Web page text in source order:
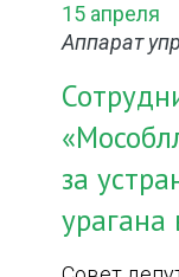
15 апреля
Аппарат
за
урагана